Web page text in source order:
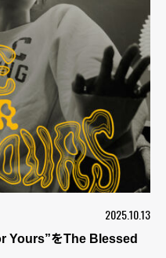
2025.10.13
Yours”をThe Blessed